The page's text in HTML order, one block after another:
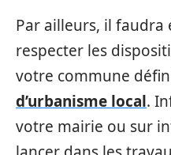
Par ailleurs, il faudra
respecter les
votre commune
d’urbanisme local.
votre mairie ou sur